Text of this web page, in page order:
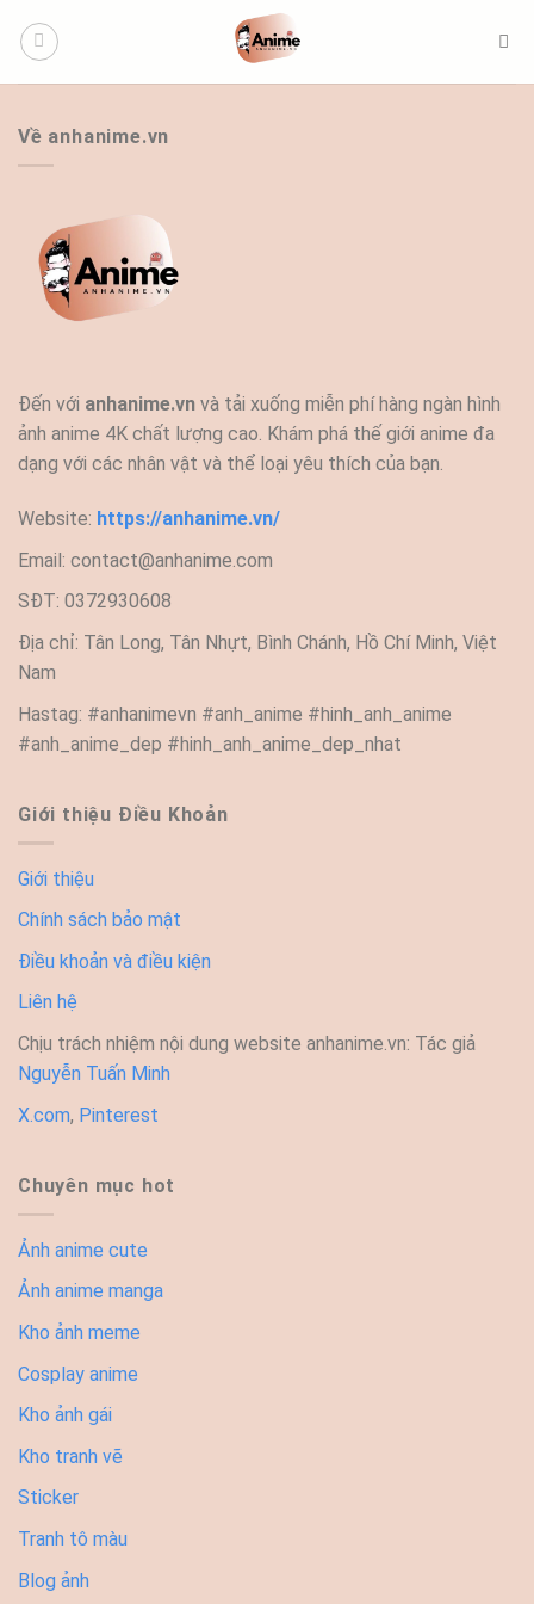
qua
Về anhanime.vn
Đến với anhanime.vn và tải xuống miễn phí hàng ngàn hình
ảnh anime 4K chất lượng cao. Khám phá thế giới anime đa
dạng với các nhân vật và thể loại yêu thích của bạn.
Website: https://anhanime.vn/
Email: contact@anhanime.com
SĐT: 0372930608
Địa chỉ: Tân Long, Tân Nhựt, Bình Chánh, Hồ Chí Minh, Việt
Nam
Hastag: #anhanimevn #anh_anime #hinh_anh_anime
#anh_anime_dep #hinh_anh_anime_dep_nhat
Giới thiệu Điều Khoản
Giới thiệu
Chính sách bảo mật
Điều khoản và điều kiện
Liên hệ
Chịu trách nhiệm nội dung website anhanime.vn: Tác giả
Nguyễn Tuấn Minh
X.com, Pinterest
Chuyên mục hot
Ảnh anime cute
Ảnh anime manga
Kho ảnh meme
Cosplay anime
Kho ảnh gái
Kho tranh vẽ
Sticker
Tranh tô màu
Blog ảnh